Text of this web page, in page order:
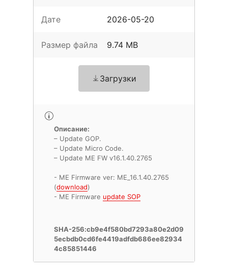
Дате 2026-05-20
Размер файла 9.74 MB
Загрузки
Описание:
– Update GOP.
– Update Micro Code.
– Update ME FW v16.1.40.2765
- ME Firmware ver: ME_16.1.40.2765
(download)
- ME Firmware update SOP
SHA-256:cb9e4f580bd7293a80e2d09
5ecbdb0cd6fe4419adfdb686ee82934
4c85851446